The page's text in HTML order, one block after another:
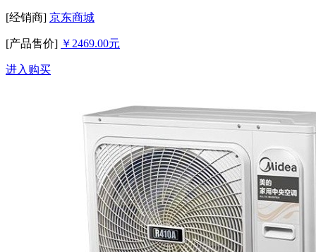
[经销商] 京东商城
[产品售价] ￥2469.00元
进入购买